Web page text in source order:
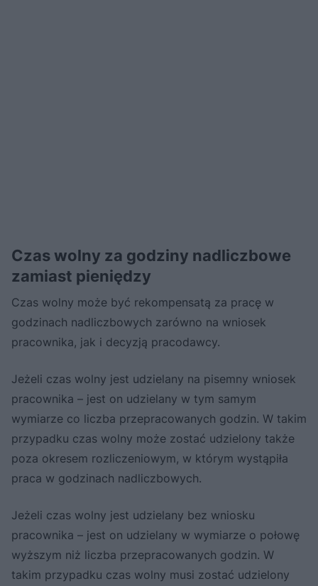
Czas wolny za godziny nadliczbowe
zamiast pieniędzy
Czas wolny może być rekompensatą za pracę w
godzinach nadliczbowych zarówno na wniosek
pracownika, jak i decyzją pracodawcy.
Jeżeli czas wolny jest udzielany na pisemny wniosek
pracownika – jest on udzielany w tym samym
wymiarze co liczba przepracowanych godzin. W takim
przypadku czas wolny może zostać udzielony także
poza okresem rozliczeniowym, w którym wystąpiła
praca w godzinach nadliczbowych.
Jeżeli czas wolny jest udzielany bez wniosku
pracownika – jest on udzielany w wymiarze o połowę
wyższym niż liczba przepracowanych godzin. W
takim przypadku czas wolny musi zostać udzielony